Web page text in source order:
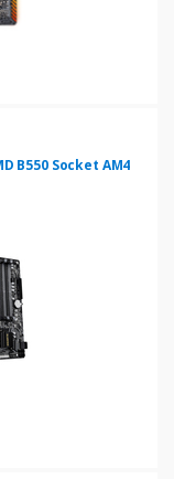
B550 Socket AM4